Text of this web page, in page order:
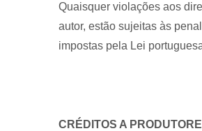
Quaisquer violações aos
autor, estão sujeitas às
impostas pela Lei
CRÉDITOS A